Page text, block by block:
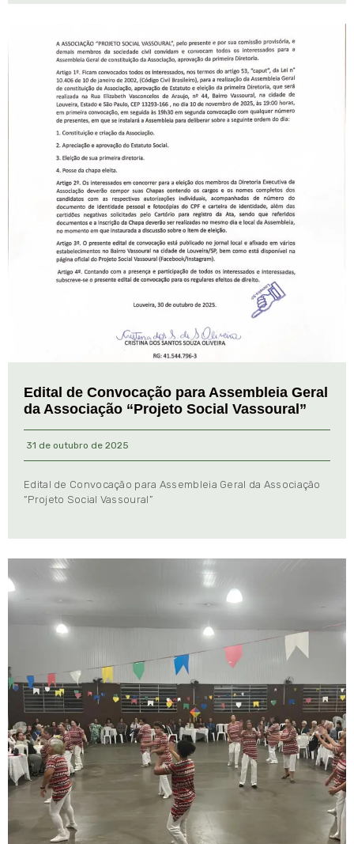
Edital de Convocação para Assembleia Geral
da Associação “Projeto Social Vassoural”
31 de outubro de 2025
Edital de Convocação para Assembleia Geral da Associação
“Projeto Social Vassoural”